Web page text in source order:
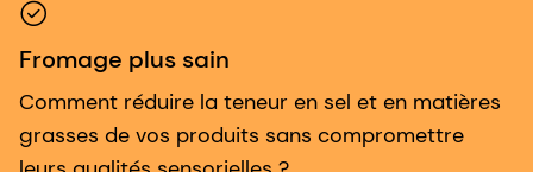
Fromage plus sain
Comment réduire la teneur en sel et en matières
grasses de vos produits sans compromettre